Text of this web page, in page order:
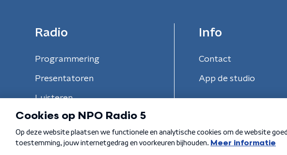
Radio
Programmering
Presentatoren
Luisteren
Info
Contact
App de studio
Algemene voorwaarden Privacybeleid